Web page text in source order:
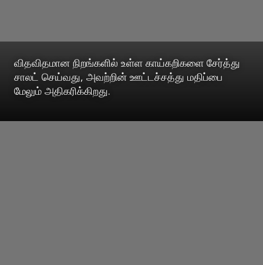
விதவிதமான நிறங்களில் உள்ள காய்கறிகளை சேர்த்து
சாலட் செய்வது, அவற்றின் ஊட்டச்சத்து மதிப்பை
மேலும் அதிகரிக்கிறது.